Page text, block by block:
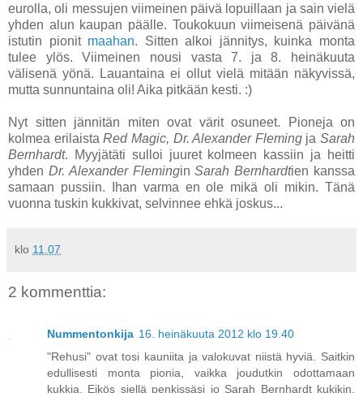
eurolla, oli messujen viimeinen päivä lopuillaan ja sain vielä
yhden alun kaupan päälle. Toukokuun viimeisenä päivänä
istutin pionit maahan. Sitten alkoi jännitys, kuinka monta
tulee ylös. Viimeinen nousi vasta 7. ja 8. heinäkuuta
välisenä yönä. Lauantaina ei ollut vielä mitään näkyvissä,
mutta sunnuntaina oli! Aika pitkään kesti. :)
Nyt sitten jännitän miten ovat värit osuneet. Pioneja on
kolmea erilaistaRed Magic, Dr. Alexander Fleming ja Sarah
Bernhardt. Myyjätäti sulloi juuret kolmeen kassiin ja heitti
yhden Dr. Alexander FleminginSarah Bernhardtien kanssa
samaan pussiin. Ihan varma en ole mikä oli mikin. Tänä
vuonna tuskin kukkivat, selvinnee ehkä joskus...
klo 11.07
2 kommenttia:
Nummentonkija 16. heinäkuuta 2012 klo 19.40
"Rehusi" ovat tosi kauniita ja valokuvat niistä hyviä. Saitkin
edullisesti monta pionia, vaikka joudutkin odottamaan
kukkia. Eikös siellä penkissäsi jo Sarah Bernhardt kukikin,